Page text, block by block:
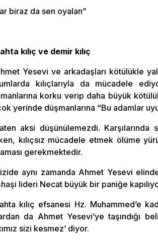
biraz da sen oyalan”
kılıç ve demir kılıç
Yesevi ve arkadaşları kötülükle
kılıçlarıyla da mücadele
korku verip daha büyük
yerinde düşmanlarına “Bu adamlar
aksi düşünülemezdi.
kılıçsız mücadele etmek ölüme
gerekmektedir.
aynı zamanda Ahmet Yesevi
lideri Necat büyük bir paniğe
kılıç efsanesi Hz. Muhammed’e
da Ahmet Yesevi’ye taşındığı
sizi kesmez’ diyor.